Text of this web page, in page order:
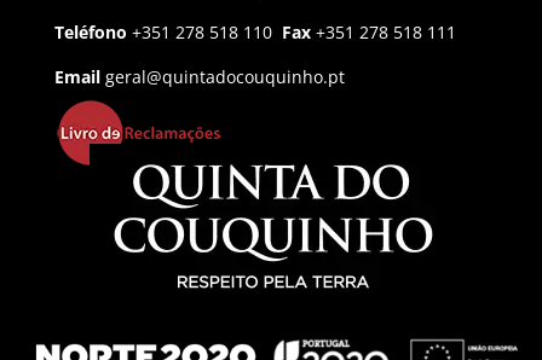
Teléfono +351 278 518 110 Fax +351 278 518 111
Email geral@quintadocouquinho.pt